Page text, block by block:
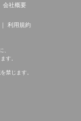
会社概要
利用規約
す。
禁じます。